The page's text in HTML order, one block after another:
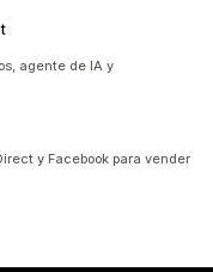
agente de IA y
y Facebook para vender